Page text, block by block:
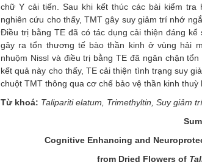
chữ Y cải tiến. Sau khi kết thúc các bài kiểm
nghiên cứu cho thấy, TMT gây suy giảm trí nhớ
Điều trị bằng TE đã có tác dụng cải thiện đáng
gây ra tổn thương tế bào thần kinh ở vùng hải
nhuộm Nissl và điều trị bằng TE đã ngăn chặn
kết quả này cho thấy, TE cải thiện tình trạng suy
chuột TMT thông qua cơ chế bảo vệ thần kinh thuỳ
Từ khoá: Talipariti elatum, Trimethyltin, Suy giảm
Cognitive Enhancing and N
from Dried Flowers of